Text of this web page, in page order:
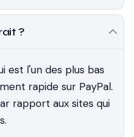
?
est l'un des plus bas
rapide sur PayPal.
rapport aux sites qui